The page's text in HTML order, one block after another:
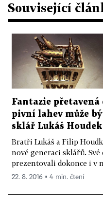
Související
Fantazie přetavená
pivní lahev může
sklář Lukáš Houdek
Bratři Lukáš a Filip
nové generaci sklářů.
prezentovali dokonce i v
22. 8. 2016 ▪ 4 min. čtení